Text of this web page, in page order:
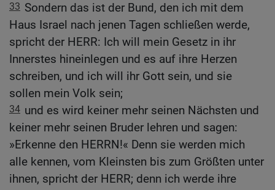
33 Sondern das ist der Bund, den ich mit dem
Haus Israel nach jenen Tagen schließen werde,
spricht der HERR: Ich will mein Gesetz in ihr
Innerstes hineinlegen und es auf ihre Herzen
schreiben, und ich will ihr Gott sein, und sie
sollen mein Volk sein;
34 und es wird keiner mehr seinen Nächsten und
keiner mehr seinen Bruder lehren und sagen:
»Erkenne den HERRN!« Denn sie werden mich
alle kennen, vom Kleinsten bis zum Größten unter
ihnen, spricht der HERR; denn ich werde ihre